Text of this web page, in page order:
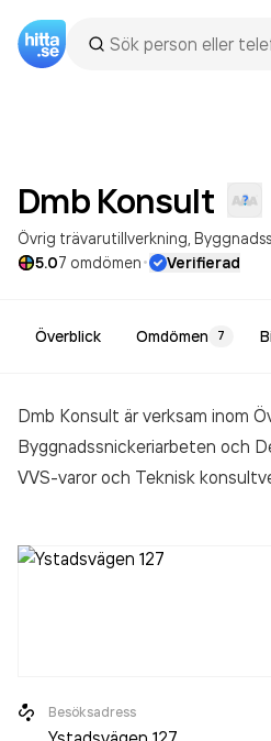
Dmb Konsult
Övrig trävarutillverkning
5.07 omdömen· Verifierad
Överblick Omdömen 7
Dmb Konsult är verksam inom
Byggnadssnickeriarbeten och
VVS-varor och Teknisk konsultverksamhet inom energi-,
Besöksadress